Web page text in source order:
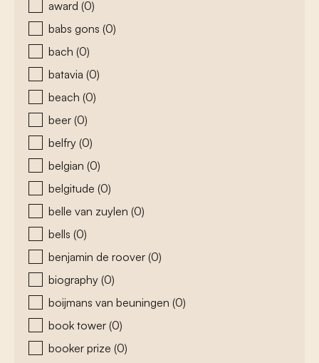
award (0)
babs gons (0)
bach (0)
batavia (0)
beach (0)
beer (0)
belfry (0)
belgian (0)
belgitude (0)
belle van zuylen (0)
bells (0)
benjamin de roover (0)
biography (0)
boijmans van beuningen (0)
book tower (0)
booker prize (0)